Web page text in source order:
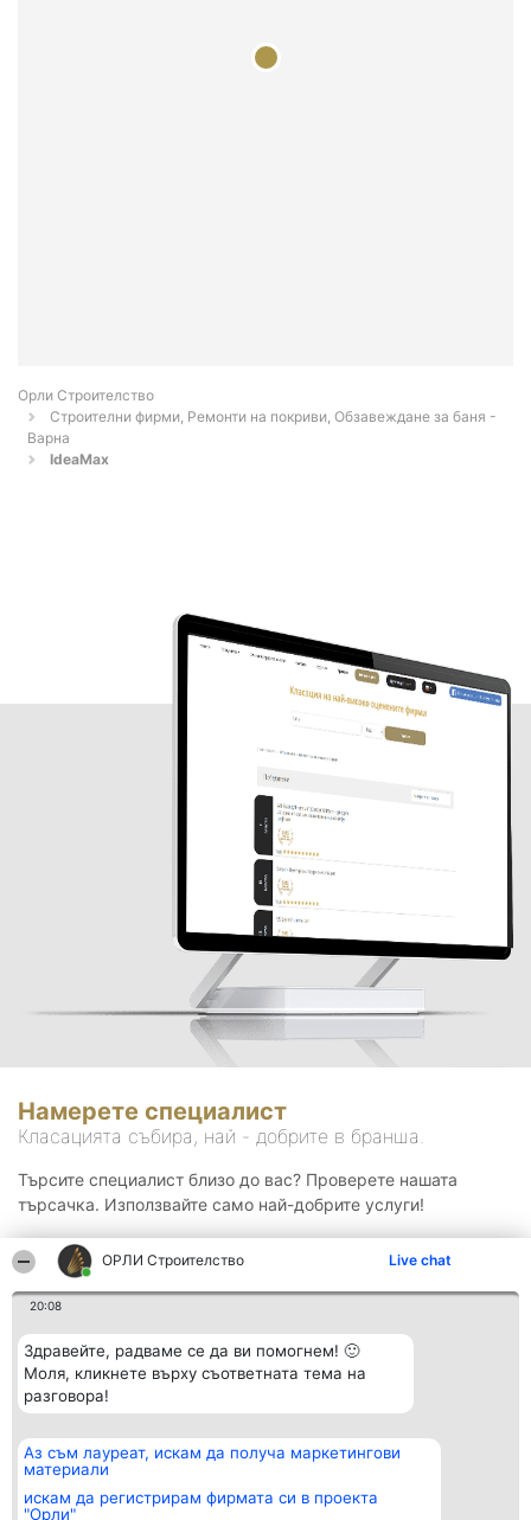
ОРЛИ Строителство Live chat
20:08
Здравейте, радваме се да ви помогнем! 🙂
Моля, кликнете върху съответната тема на
разговора!
Аз съм лауреат, искам да получа маркетингови
материали
искам да регистрирам фирмата си в проекта
"Орли"
Орли Строителство
Строителни фирми, Ремонти на покриви, Обзавеждане за баня -
Варна
IdeaMax
Намерете специалист
Класацията събира, най - добрите в бранша.
Търсите специалист близо до вас? Проверете нашата
търсачка. Използвайте само най-добрите услуги!
Организатор на
класиране
BulevardulAleea Timișul De
Класация
всички
Контакти